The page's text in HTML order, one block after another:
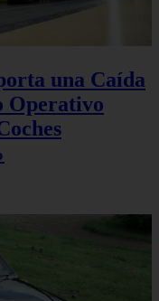
una Caída
Operativo